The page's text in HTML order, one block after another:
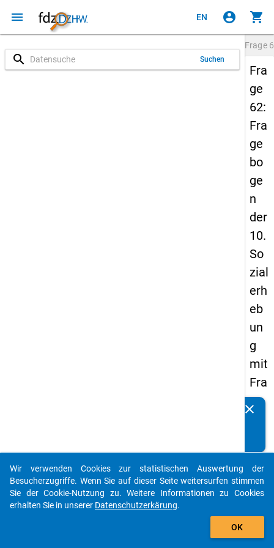
menu EN account_circle shopping_cart
search Suchen
Frage
Fra
ge
62:
Fra
ge
bo
ge
n
der
10.
So
zial
erh
eb
un
g
mit
Fra
ge
de
n
Au
clear
auto_stories
add_shopping_cart
Wir verwenden Cookies zur statistischen Auswertung der
Besucherzugriffe. Wenn Sie auf dieser Seite weitersurfen stimmen
Sie der Cookie-Nutzung zu. Weitere Informationen zu Cookies
erhalten Sie in unserer Datenschutzerkärung.
OK